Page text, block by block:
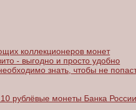
коллекционеров монет
- выгодно и просто удобно
знать, чтобы не
рублёвые монеты Банка России